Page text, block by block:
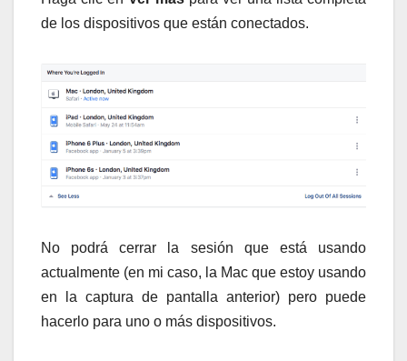
de los dispositivos que están conectados.
No podrá cerrar la sesión que está usando
actualmente (en mi caso, la Mac que estoy usando
en la captura de pantalla anterior) pero puede
hacerlo para uno o más dispositivos.